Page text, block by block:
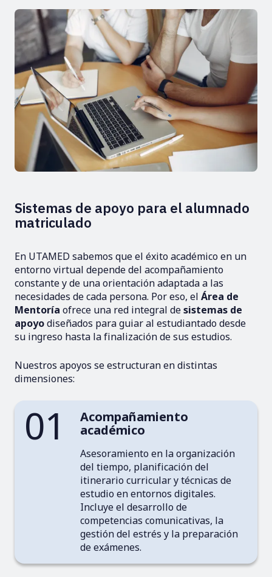
Sistemas de apoyo para el alumnado
matriculado
En UTAMED sabemos que el éxito académico en un
entorno virtual depende del acompañamiento
constante y de una orientación adaptada a las
necesidades de cada persona. Por eso, el Área de
Mentoría ofrece una red integral desistemas de
apoyodiseñados para guiar al estudiantado desde
su ingreso hasta la finalización de sus estudios.
Nuestros apoyos se estructuran en distintas
dimensiones:
01
Acompañamiento
académico
Asesoramiento en la organización
del tiempo, planificación del
itinerario curricular y técnicas de
estudio en entornos digitales.
Incluye el desarrollo de
competencias comunicativas, la
gestión del estrés y la preparación
de exámenes.